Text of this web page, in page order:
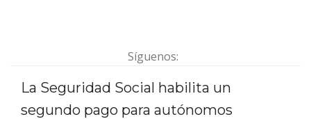
Síguenos:
La Seguridad Social habilita un
segundo pago para autónomos